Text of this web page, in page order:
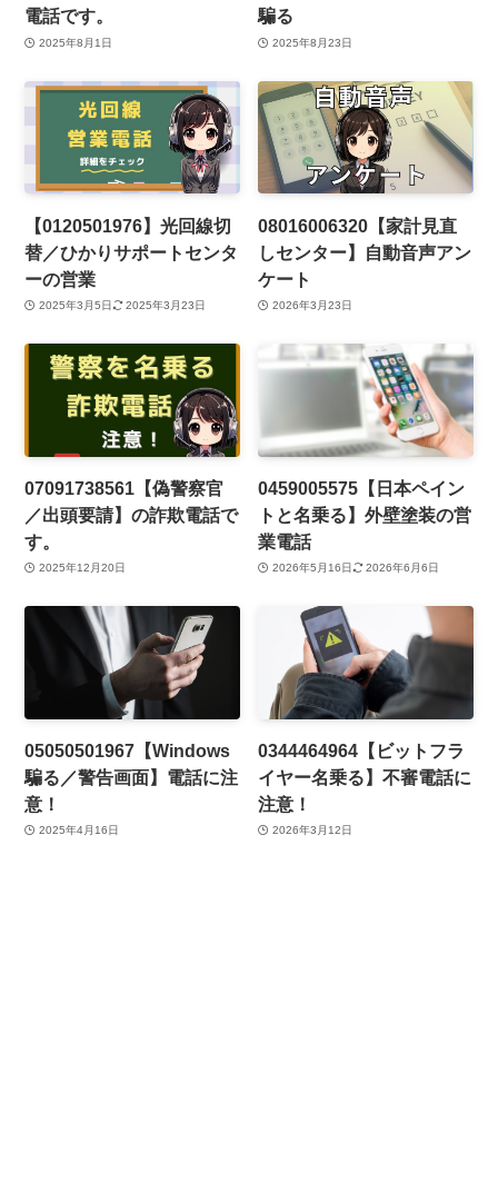
電話です。
2025年8月1日
騙る
2025年8月23日
【0120501976】光回線切
替／ひかりサポートセンタ
ーの営業
2025年3月5日 2025年3月23日
08016006320【家計見直
しセンター】自動音声アン
ケート
2026年3月23日
07091738561【偽警察官
／出頭要請】の詐欺電話で
す。
2025年12月20日
0459005575【日本ペイン
トと名乗る】外壁塗装の営
業電話
2026年5月16日 2026年6月6日
05050501967【Windows
騙る／警告画面】電話に注
意！
2025年4月16日
0344464964【ビットフラ
イヤー名乗る】不審電話に
注意！
2026年3月12日